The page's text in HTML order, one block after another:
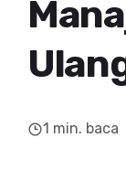
1 min. baca